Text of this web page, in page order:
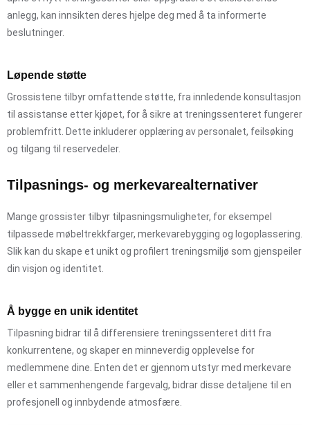
anlegg, kan innsikten deres hjelpe deg med å ta informerte
beslutninger.
Løpende støtte
Grossistene tilbyr omfattende støtte, fra innledende konsultasjon
til assistanse etter kjøpet, for å sikre at treningssenteret fungerer
problemfritt. Dette inkluderer opplæring av personalet, feilsøking
og tilgang til reservedeler.
Tilpasnings- og merkevarealternativer
Mange grossister tilbyr tilpasningsmuligheter, for eksempel
tilpassede møbeltrekkfarger, merkevarebygging og logoplassering.
Slik kan du skape et unikt og profilert treningsmiljø som gjenspeiler
din visjon og identitet.
Å bygge en unik identitet
Tilpasning bidrar til å differensiere treningssenteret ditt fra
konkurrentene, og skaper en minneverdig opplevelse for
medlemmene dine. Enten det er gjennom utstyr med merkevare
eller et sammenhengende fargevalg, bidrar disse detaljene til en
profesjonell og innbydende atmosfære.